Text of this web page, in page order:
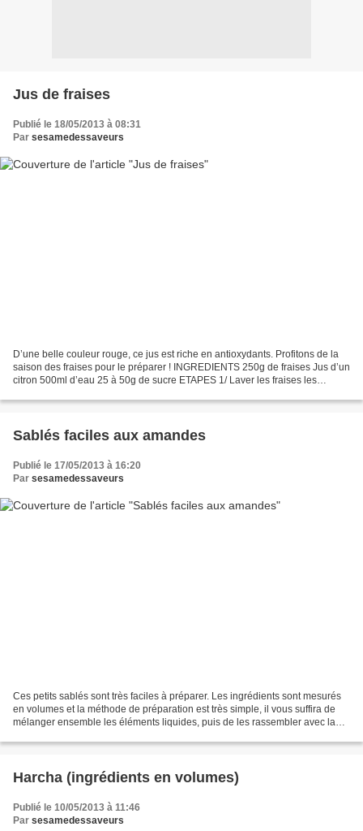
Jus de fraises
Publié le 18/05/2013 à 08:31
Par sesamedessaveurs
D’une belle couleur rouge, ce jus est riche en antioxydants. Profitons de la
saison des fraises pour le préparer ! INGREDIENTS 250g de fraises Jus d’un
citron 500ml d’eau 25 à 50g de sucre ETAPES 1/ Laver les fraises les
Sablés faciles aux amandes
Publié le 17/05/2013 à 16:20
Par sesamedessaveurs
Ces petits sablés sont très faciles à préparer. Les ingrédients sont mesurés
en volumes et la méthode de préparation est très simple, il vous suffira de
mélanger ensemble les éléments liquides, puis de les rassembler avec la
Harcha (ingrédients en volumes)
Publié le 10/05/2013 à 11:46
Par sesamedessaveurs